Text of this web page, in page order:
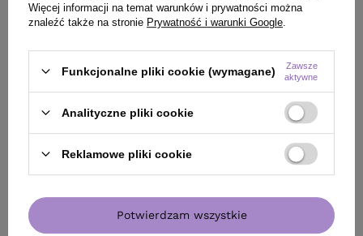
Do koszyka
ZOBACZ RÓWNIEŻ
Więcej informacji na temat warunków i prywatności można
znaleźć także na stronie Prywatność i warunki Google
Funkcjonalne pliki cookie (wymagane)
Zawsze
aktywne
Analityczne pliki cookie
Reklamowe pliki cookie
Potwierdzam wszystkie